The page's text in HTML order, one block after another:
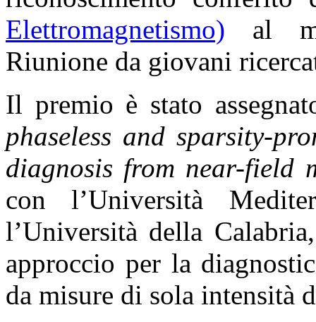
Elettromagnetismo) al
Riunione da giovani
Il premio è stato
phaseless and sparsity-
diagnosis from near-field
con l’Università
l’Università della
approccio per la
da misure di sola intensità